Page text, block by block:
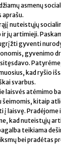
asmenų
nuteistųjų
jų artimieji.
gyventi
gyvenimo
kad ryšio
svarbus.
laisvės atėmimo
šeimomis, kitaip
į laisvę.
kad nuteistųjų
teikiama
bei pradėtas